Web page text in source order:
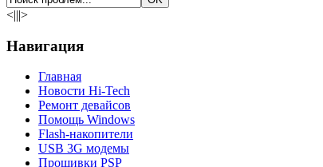
<|||>
Навигация
Главная
Новости Hi-Tech
Ремонт девайсов
Помощь Windows
Flash-накопители
USB 3G модемы
Прошивки PSP